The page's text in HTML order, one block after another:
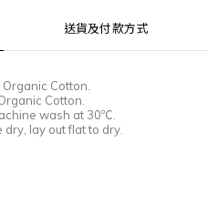
送貨及付款方式
Organic Cotton.
Cotton.
wash at 30℃.
lay out flat to dry.